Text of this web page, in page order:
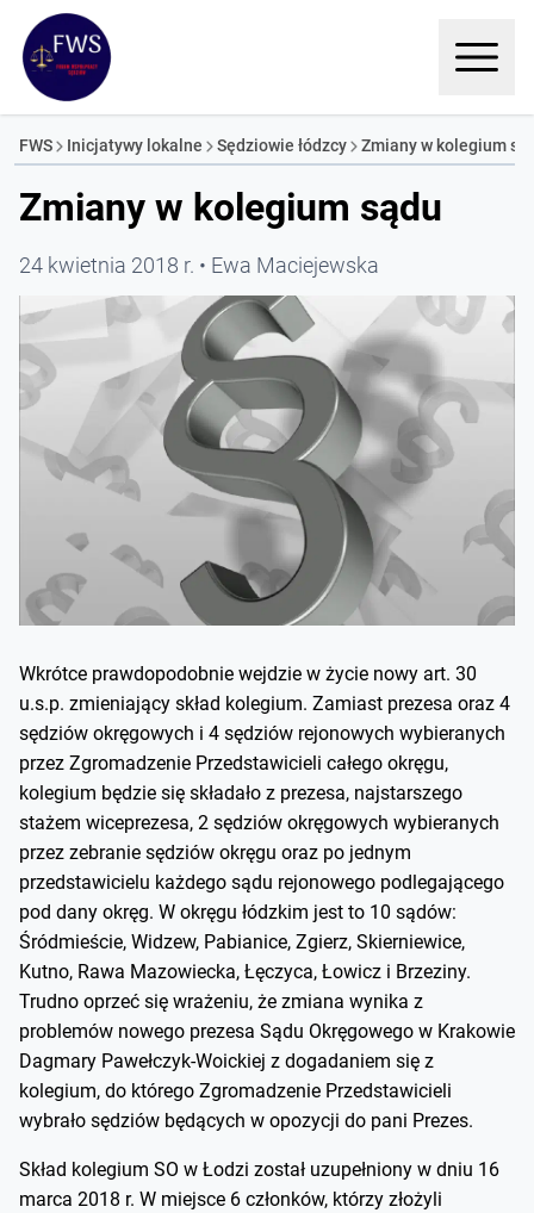
FWS Inicjatywy lokalne Sędziowie łódzcy Zmiany w kolegium
Zmiany w kolegium sądu
24 kwietnia 2018 r. Ewa Maciejewska
Wkrótce prawdopodobnie wejdzie w życie nowy art. 30
u.s.p. zmieniający skład kolegium. Zamiast prezesa oraz 4
sędziów okręgowych i 4 sędziów rejonowych wybieranych
przez Zgromadzenie Przedstawicieli całego okręgu,
kolegium będzie się składało z prezesa, najstarszego
stażem wiceprezesa, 2 sędziów okręgowych wybieranych
przez zebranie sędziów okręgu oraz po jednym
przedstawicielu każdego sądu rejonowego podlegającego
pod dany okręg. W okręgu łódzkim jest to 10 sądów:
Śródmieście, Widzew, Pabianice, Zgierz, Skierniewice,
Kutno, Rawa Mazowiecka, Łęczyca, Łowicz i Brzeziny.
Trudno oprzeć się wrażeniu, że zmiana wynika z
problemów nowego prezesa Sądu Okręgowego w Krakowie
Dagmary Pawełczyk-Woickiej z dogadaniem się z
kolegium, do którego Zgromadzenie Przedstawicieli
wybrało sędziów będących w opozycji do pani Prezes.
Skład kolegium SO w Łodzi został uzupełniony w dniu 16
marca 2018 r. W miejsce 6 członków, którzy złożyli